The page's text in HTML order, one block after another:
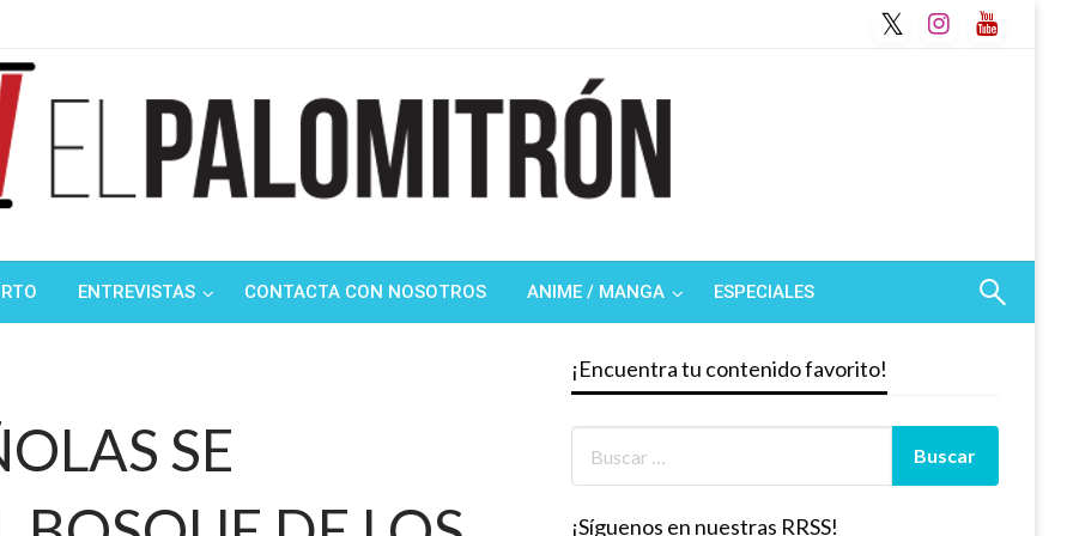
ENTREVISTAS CONTACTA CON NOSOTROS ANIME / MANGA ESPECIALES
SE
¡Encuentra tu contenido favorito!
¡Síguenos en nuestras RRSS!